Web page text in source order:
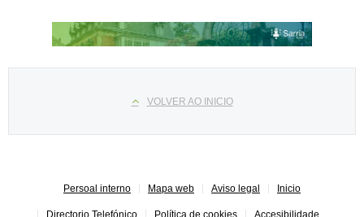
VOLVER AO INICIO
Persoal interno Mapa web Aviso legal Inicio
Directorio Telefónico Política de cookies Accesibilidade